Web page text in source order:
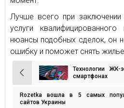
Лучше всего при заключении
услуги
нюансы подобных сделок, он
ошибку и поможет снять
Навигация
по
записям
Технологии ЖК-
смартфонах
Rozetka вошла в 5 самых
сайтов Украины